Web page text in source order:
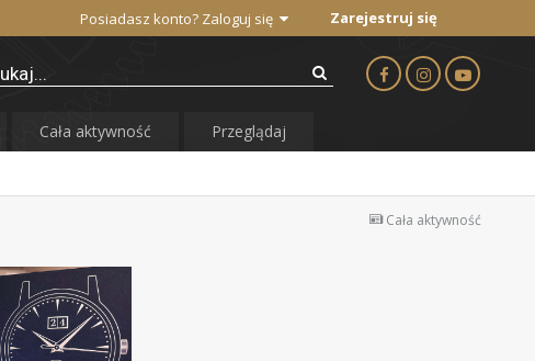
Posiadasz konto? Zaloguj się Zarejestruj się
Cała aktywność Przeglądaj
Cała aktywność